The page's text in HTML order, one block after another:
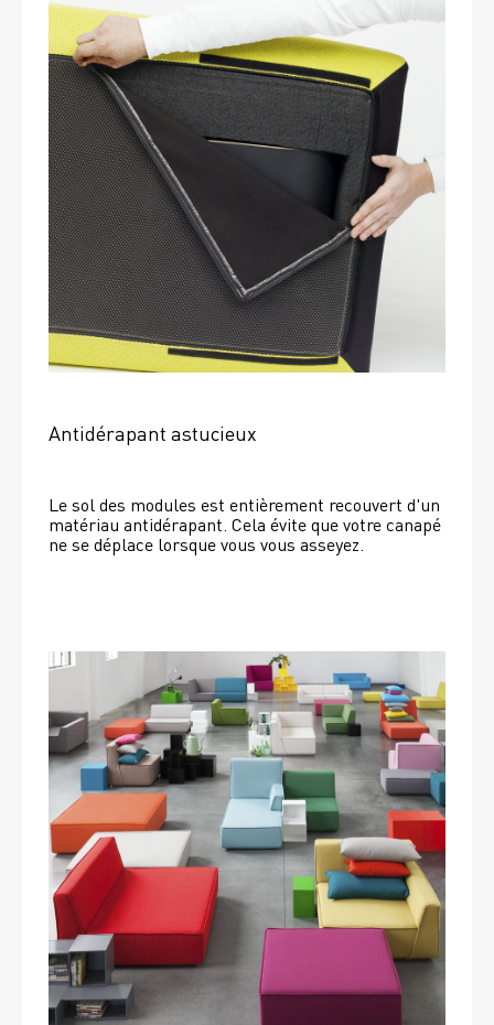
Antidérapant astucieux
Le sol des modules est entièrement recouvert d'un
matériau antidérapant. Cela évite que votre canapé
ne se déplace lorsque vous vous asseyez.